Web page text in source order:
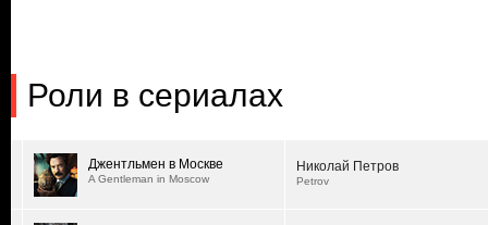
Роли в сериалах
Джентльмен в Москве
A Gentleman in Moscow
Николай Петров
Petrov